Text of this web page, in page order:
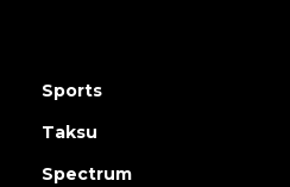
Sports
Taksu
Spectrum